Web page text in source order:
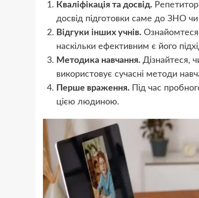
Кваліфікація та досвід.
досвід підготовки саме до ЗНО
Відгуки інших учнів.
наскільки ефективним є його
Методика навчання. Дізнайтеся,
використовує сучасні методи
Перше враження. Під час
цією людиною.